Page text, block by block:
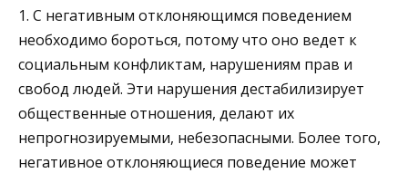
1. С негативным отклоняющимся поведением
необходимо бороться, потому что оно ведет к
социальным конфликтам, нарушениям прав и
свобод людей. Эти нарушения дестабилизирует
общественные отношения, делают их
непрогнозируемыми, небезопасными. Более того,
негативное отклоняющиеся поведение может